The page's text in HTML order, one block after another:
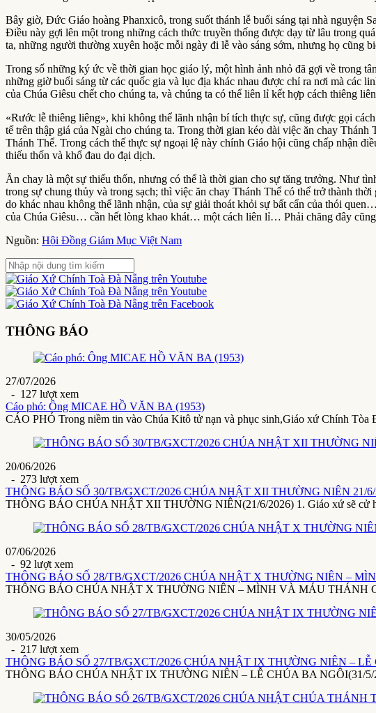
Bây giờ, Đức Giáo hoàng Phanxicô, trong suốt thánh lễ buổi sáng tại nhà nguyện
Điều này gợi lên một trong những cách thức truyền thống được dạy từ lâu trong
ta, những người thường xuyên hoặc mỗi ngày đi lễ vào sáng sớm, nhưng họ cũng
Trong số những ký ức về thời gian học giáo lý, một hình ảnh nhỏ đã gợi về trong
những giờ buổi sáng từ các quốc gia và lục địa khác nhau được chỉ ra nơi mà các
của Chúa Giêsu chết cho chúng ta, và chúng ta có thể liên lỉ kết hợp cách thiêng
«Rước lễ thiêng liêng», khi không thể lãnh nhận bí tích thực sự, cũng được gọi
tế trên thập giá của Ngài cho chúng ta. Trong thời gian kéo dài việc ăn chay
Thánh Thể. Trong cách thế thực sự ngoại lệ này chính Giáo hội cũng chấp nhận
thiếu thốn và khổ đau do đại dịch.
Ăn chay là một sự thiếu thốn, nhưng có thể là thời gian cho sự tăng trưởng. Như
trong sự chung thủy và trong sạch; thì việc ăn chay Thánh Thể có thể trở thành
do khác nhau không thể lãnh nhận, của sự giải thoát khỏi sự bất cẩn của thói
của Chúa Giêsu… cần hết lòng khao khát… một cách liên lỉ… Phải chăng đây
Nguồn: Hội Đồng Giám Mục Việt Nam
THÔNG BÁO
27/07/2026
- 127 lượt xem
Cáo phó: Ông MICAE HỒ VĂN BA (1953)
CÁO PHÓ Trong niềm tin vào Chúa Kitô tử nạn và phục sinh,Giáo xứ Chính
20/06/2026
- 273 lượt xem
THÔNG BÁO SỐ 30/TB/GXCT/2026 CHÚA NHẬT XII THƯỜNG NIÊN 21/6/
THÔNG BÁO CHÚA NHẬT XII THƯỜNG NIÊN(21/6/2026) 1. Giáo xứ sẽ cử
07/06/2026
- 92 lượt xem
THÔNG BÁO SỐ 28/TB/GXCT/2026 CHÚA NHẬT X THƯỜNG NIÊN –
THÔNG BÁO CHÚA NHẬT X THƯỜNG NIÊN – MÌNH VÀ MÁU THÁNH
30/05/2026
- 217 lượt xem
THÔNG BÁO SỐ 27/TB/GXCT/2026 CHÚA NHẬT IX THƯỜNG NIÊN – LỄ
THÔNG BÁO CHÚA NHẬT IX THƯỜNG NIÊN – LỄ CHÚA BA NGÔI(31/5/